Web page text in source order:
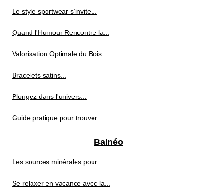
Le style sportwear s’invite...
Quand l'Humour Rencontre la...
Valorisation Optimale du Bois...
Bracelets satins...
Plongez dans l'univers...
Guide pratique pour trouver...
Balnéo
Les sources minérales pour...
Se relaxer en vacance avec la...